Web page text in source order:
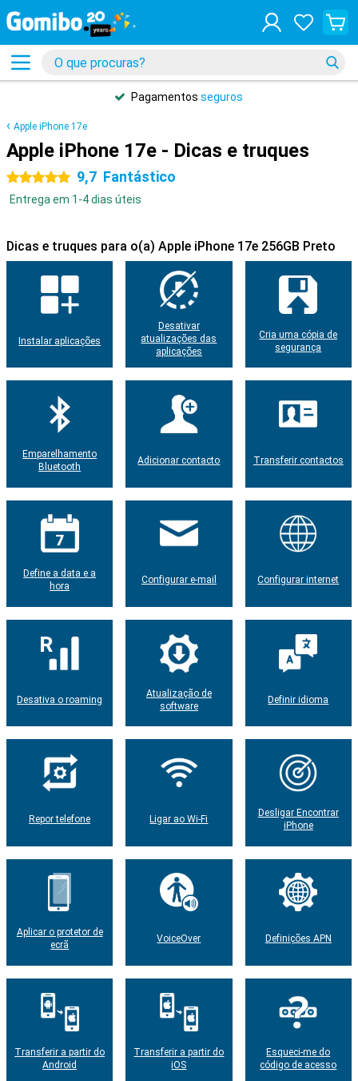
Pagamentos seguros
Apple iPhone 17e
Apple iPhone 17e - Dicas e truques
5 estrelas 9,7 Fantástico
Entrega em 1-4 dias úteis
Dicas e truques para o(a) Apple iPhone 17e 256GB Preto
Instalar aplicações
Desativar
atualizações das
aplicações
Cria uma cópia de
segurança
Emparelhamento
Bluetooth
Adicionar contacto Transferir contactos
Define a data e a
hora
Configurar e-mail Configurar internet
Desativa o roaming
Atualização de
software
Definir idioma
Repor telefone Ligar ao Wi-Fi
Desligar Encontrar
iPhone
Aplicar o protetor de
ecrã
VoiceOver Definições APN
Transferir a partir do
Android
Transferir a partir do
iOS
Esqueci-me do
código de acesso